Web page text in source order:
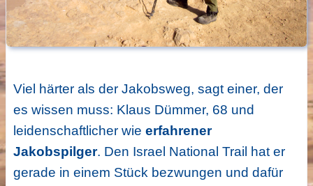
Viel härter als der Jakobsweg, sagt einer, der
es wissen muss: Klaus Dümmer, 68 und
leidenschaftlicher wie erfahrener
Jakobspilger. Den Israel National Trail hat er
gerade in einem Stück bezwungen und dafür